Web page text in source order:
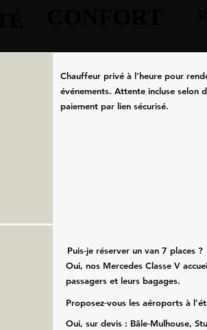
Chauffeur privé à l’heure pour
événements. Attente incluse selon
paiement par lien sécurisé.
Puis‑je réserver un van 7 places ?
Oui, nos Mercedes Classe V
passagers et leurs bagages.
Proposez‑vous les aéroports à
Oui, sur devis : Bâle‑Mulhouse,